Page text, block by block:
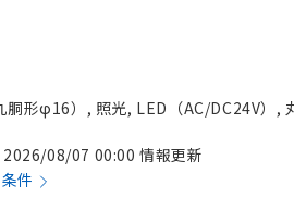
胴形φ16）, 照光, LED（AC/DC24V）,
2026/08/07 00:00 情報更新
件